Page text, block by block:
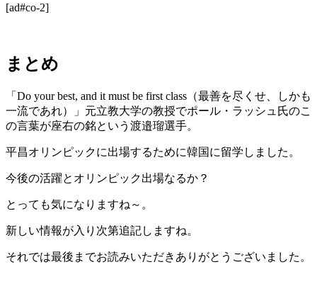
[ad#co-2]
まとめ
「Do your best, and it must be first class（最善を尽くせ、しかも
一流であれ）」元立教大学の教授でポール・ラッシュ氏のこ
の言葉が座右の銘という渡邉瑠選手。
平昌オリンピックに出場するために韓国に留学しました。
今後の活躍とオリンピック出場なるか？
とっても気になりますね～。
新しい情報が入り次第追記しますね。
それでは最後までお読みいただきありがとうございました。